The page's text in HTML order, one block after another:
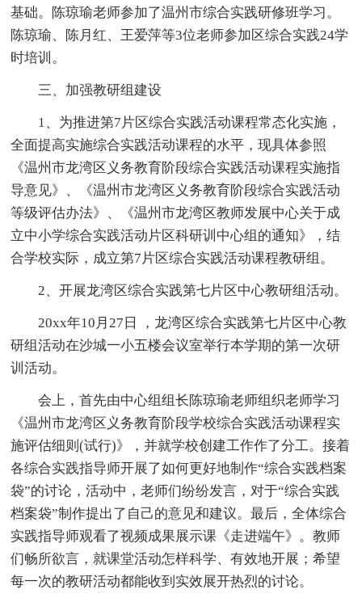
基础。陈琼瑜老师参加了温州市综合实践研修班学习。
陈琼瑜、陈月红、王爱萍等3位老师参加区综合实践24学
时培训。
三、加强教研组建设
1、为推进第7片区综合实践活动课程常态化实施，
全面提高实施综合实践活动课程的水平，现具体参照
《温州市龙湾区义务教育阶段综合实践活动课程实施指
导意见》、《温州市龙湾区义务教育阶段综合实践活动
等级评估办法》、《温州市龙湾区教师发展中心关于成
立中小学综合实践活动片区科研训中心组的通知》，结
合学校实际，成立第7片区综合实践活动课程教研组。
2、开展龙湾区综合实践第七片区中心教研组活动。
20xx年10月27日 ，龙湾区综合实践第七片区中心教
研组活动在沙城一小五楼会议室举行本学期的第一次研
训活动。
会上，首先由中心组组长陈琼瑜老师组织老师学习
《温州市龙湾区义务教育阶段学校综合实践活动课程实
施评估细则(试行)》，并就学校创建工作作了分工。接着
各综合实践指导师开展了如何更好地制作“综合实践档案
袋”的讨论，活动中，老师们纷纷发言，对于“综合实践
档案袋”制作提出了自己的意见和建议。最后，全体综合
实践指导师观看了视频成果展示课《走进端午》。教师
们畅所欲言，就课堂活动怎样科学、有效地开展；希望
每一次的教研活动都能收到实效展开热烈的讨论。